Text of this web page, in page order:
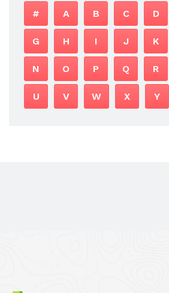
# A B C D
G H I J K
N O P Q R
U V W X Y